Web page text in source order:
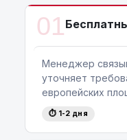
01
Менеджер
уточняет
европейских
⏱ 1-2 дня